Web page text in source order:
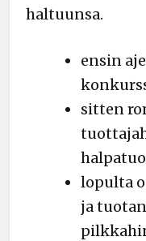
haltuunsa.
ensin
sitten
lopulta
ja